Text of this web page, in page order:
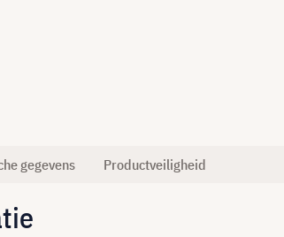
gegevens Productveiligheid